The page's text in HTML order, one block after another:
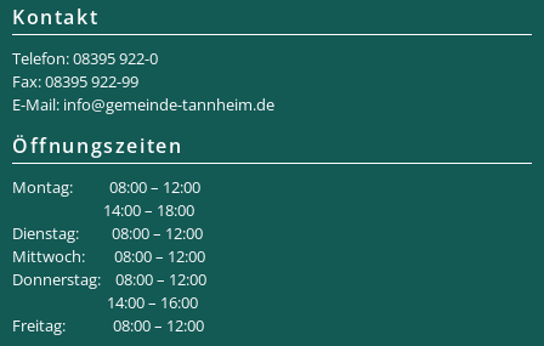
Kontakt
Telefon: 08395 922-0
Fax: 08395 922-99
E-Mail: info@gemeinde-tannheim.de
Öffnungszeiten
Montag: 08:00 – 12:00
14:00 – 18:00
Dienstag: 08:00 – 12:00
Mittwoch: 08:00 – 12:00
Donnerstag: 08:00 – 12:00
14:00 – 16:00
Freitag: 08:00 – 12:00